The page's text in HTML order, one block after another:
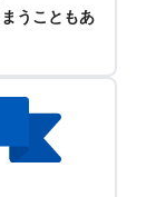
うこともあ